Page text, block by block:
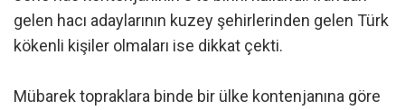
gelen hacı adaylarının kuzey şehirlerinden gelen Türk
kökenli kişiler olmaları ise dikkat çekti.
Mübarek topraklara binde bir ülke kontenjanına göre